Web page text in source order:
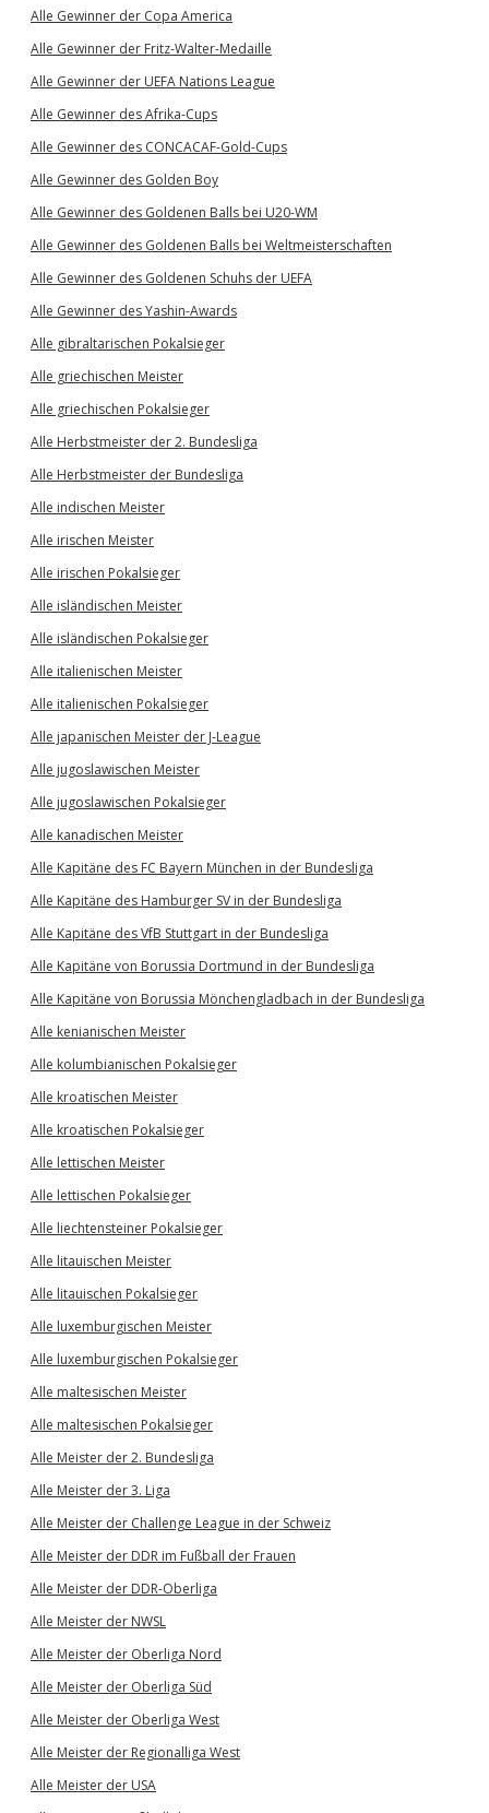
Alle Gewinner der Copa America
Alle Gewinner der Fritz-Walter-Medaille
Alle Gewinner der UEFA Nations League
Alle Gewinner des Afrika-Cups
Alle Gewinner des CONCACAF-Gold-Cups
Alle Gewinner des Golden Boy
Alle Gewinner des Goldenen Balls bei U20-WM
Alle Gewinner des Goldenen Balls bei Weltmeisterschaften
Alle Gewinner des Goldenen Schuhs der UEFA
Alle Gewinner des Yashin-Awards
Alle gibraltarischen Pokalsieger
Alle griechischen Meister
Alle griechischen Pokalsieger
Alle Herbstmeister der 2. Bundesliga
Alle Herbstmeister der Bundesliga
Alle indischen Meister
Alle irischen Meister
Alle irischen Pokalsieger
Alle isländischen Meister
Alle isländischen Pokalsieger
Alle italienischen Meister
Alle italienischen Pokalsieger
Alle japanischen Meister der J-League
Alle jugoslawischen Meister
Alle jugoslawischen Pokalsieger
Alle kanadischen Meister
Alle Kapitäne des FC Bayern München in der Bundesliga
Alle Kapitäne des Hamburger SV in der Bundesliga
Alle Kapitäne des VfB Stuttgart in der Bundesliga
Alle Kapitäne von Borussia Dortmund in der Bundesliga
Alle Kapitäne von Borussia Mönchengladbach in der Bundesliga
Alle kenianischen Meister
Alle kolumbianischen Pokalsieger
Alle kroatischen Meister
Alle kroatischen Pokalsieger
Alle lettischen Meister
Alle lettischen Pokalsieger
Alle liechtensteiner Pokalsieger
Alle litauischen Meister
Alle litauischen Pokalsieger
Alle luxemburgischen Meister
Alle luxemburgischen Pokalsieger
Alle maltesischen Meister
Alle maltesischen Pokalsieger
Alle Meister der 2. Bundesliga
Alle Meister der 3. Liga
Alle Meister der Challenge League in der Schweiz
Alle Meister der DDR im Fußball der Frauen
Alle Meister der DDR-Oberliga
Alle Meister der NWSL
Alle Meister der Oberliga Nord
Alle Meister der Oberliga Süd
Alle Meister der Oberliga West
Alle Meister der Regionalliga West
Alle Meister der USA